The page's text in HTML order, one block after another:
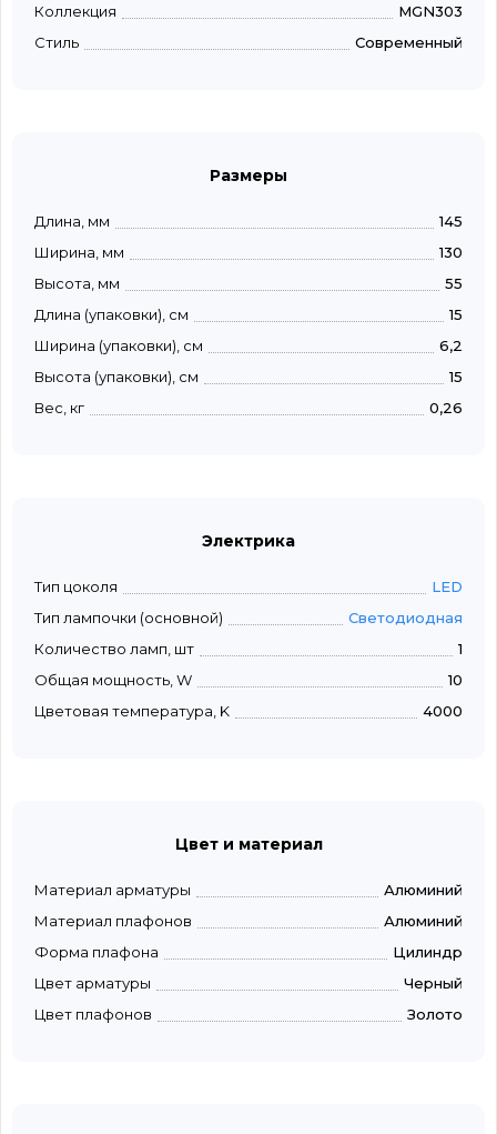
Коллекция
MGN303
Стиль
Современный
Размеры
Длина, мм
145
Ширина, мм
130
Высота, мм
55
Длина (упаковки), см
15
Ширина (упаковки), см
6,2
Высота (упаковки), см
15
Вес, кг
0,26
Электрика
Тип цоколя
LED
Тип лампочки (основной)
Светодиодная
Количество ламп, шт
1
Общая мощность, W
10
Цветовая температура, K
4000
Цвет и материал
Материал арматуры
Алюминий
Материал плафонов
Алюминий
Форма плафона
Цилиндр
Цвет арматуры
Черный
Цвет плафонов
Золото